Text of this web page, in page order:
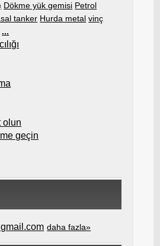
Dökme yük gemisi Petrol
tanker Hurda metal vinç
...
olun
geçin
daha fazla»